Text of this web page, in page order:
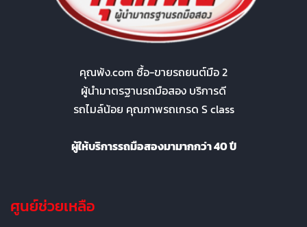
คุณพ้ง.com ซื้อ-ขายรถยนต์มือ 2
ผู้นำมาตรฐานรถมือสอง บริการดี
รถไมล์น้อย คุณภาพรถเกรด S class
ผู้ให้บริการรถมือสองมามากกว่า 40 ปี
ศูนย์ช่วยเหลือ